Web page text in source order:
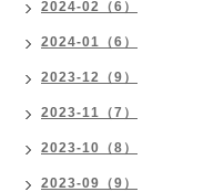
2024-02（6）
2024-01（6）
2023-12（9）
2023-11（7）
2023-10（8）
2023-09（9）